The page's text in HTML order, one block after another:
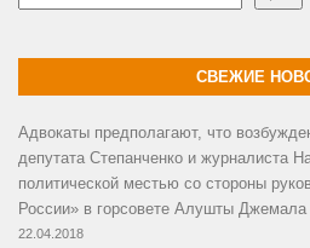
СВЕЖИЕ
Адвокаты предполагают, что
депутата Степанченко и журналиста
политической местью со стороны
России» в горсовете Алушты Джемала
22.04.2018